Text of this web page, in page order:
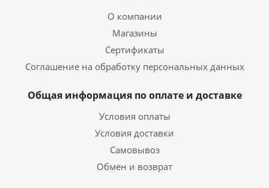
О компании
Магазины
Сертификаты
Соглашение на обработку персональных данных
Общая информация по оплате и доставке
Условия оплаты
Условия доставки
Самовывоз
Обмен и возврат